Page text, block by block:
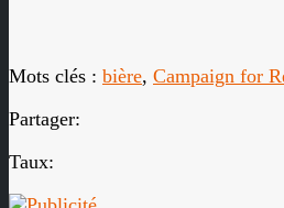
Mots clés : bière, Campaign for
Partager:
Taux: